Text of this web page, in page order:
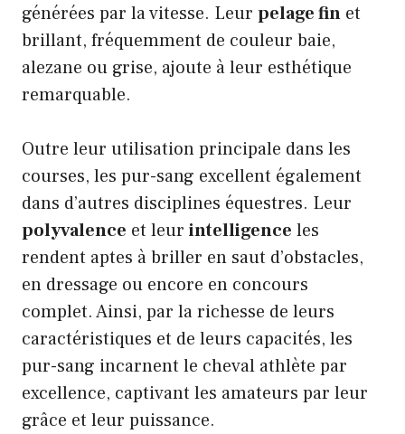
générées par la vitesse. Leur pelage fin et
brillant, fréquemment de couleur baie,
alezane ou grise, ajoute à leur esthétique
remarquable.
Outre leur utilisation principale dans les
courses, les pur-sang excellent également
dans d’autres disciplines équestres. Leur
polyvalence et leur intelligence les
rendent aptes à briller en saut d’obstacles,
en dressage ou encore en concours
complet. Ainsi, par la richesse de leurs
caractéristiques et de leurs capacités, les
pur-sang incarnent le cheval athlète par
excellence, captivant les amateurs par leur
grâce et leur puissance.